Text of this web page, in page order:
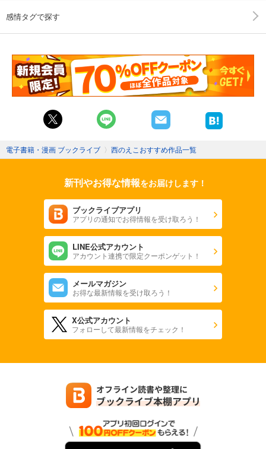
感情タグで探す
電子書籍・漫画 ブックライブ 〉 西のえこおすすめ作品一覧
新刊やお得な情報をお届けします！
ブックライブアプリ
アプリの通知でお得情報を受け取ろう！
LINE公式アカウント
アカウント連携で限定クーポンゲット！
メールマガジン
お得な最新情報を受け取ろう！
X公式アカウント
フォローして最新情報をチェック！